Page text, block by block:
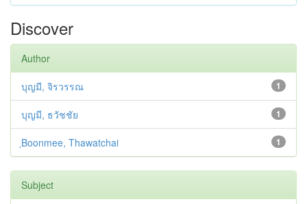
Discover
Author
1
บุญมี, จิรวรรณ
1
บุญมี, ธวัชชัย
1
ฺBoonmee, Thawatchai
Subject